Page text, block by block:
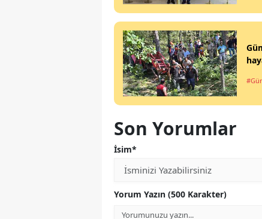
Son Yorumlar
İsim*
Yorum Yazın (500 Karakter)